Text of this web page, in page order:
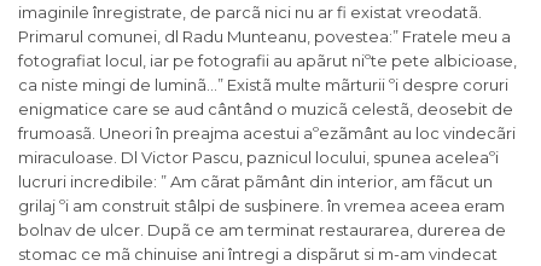
imaginile înregistrate, de parcã nici nu ar fi existat vreodatã.
Primarul comunei, dl Radu Munteanu, povestea:” Fratele meu a
fotografiat locul, iar pe fotografii au apãrut niºte pete albicioase,
ca niste mingi de luminã…” Existã multe mãrturii ºi despre coruri
enigmatice care se aud cântând o muzicã celestã, deosebit de
frumoasã. Uneori în preajma acestui aºezãmânt au loc vindecãri
miraculoase. Dl Victor Pascu, paznicul locului, spunea aceleaºi
lucruri incredibile: ” Am cãrat pãmânt din interior, am fãcut un
grilaj ºi am construit stâlpi de susþinere. în vremea aceea eram
bolnav de ulcer. Dupã ce am terminat restaurarea, durerea de
stomac ce mã chinuise ani întregi a dispãrut si m-am vindecat